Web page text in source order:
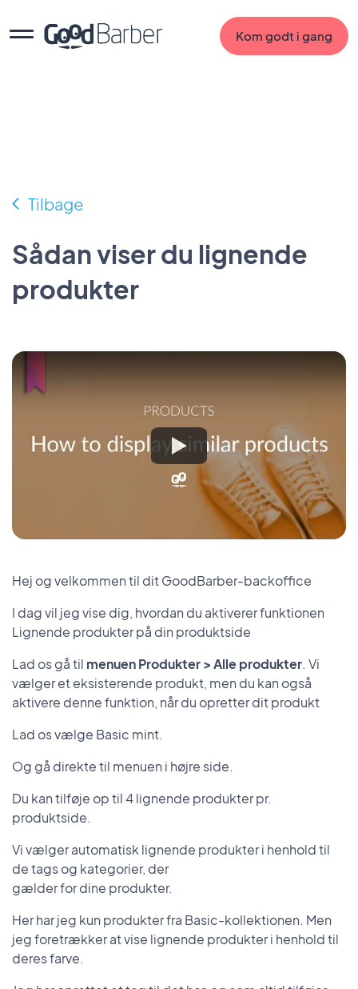
Kom godt i gang
Tilbage
Sådan viser du lignende
produkter
Hej og velkommen til dit GoodBarber-backoffice
I dag vil jeg vise dig, hvordan du aktiverer funktionen
Lignende produkter på din produktside
Lad os gå til menuen Produkter > Alle produkter. Vi
vælger et eksisterende produkt, men du kan også
aktivere denne funktion, når du opretter dit produkt
Lad os vælge Basic mint.
Og gå direkte til menuen i højre side.
Du kan tilføje op til 4 lignende produkter pr.
produktside.
Vi vælger automatisk lignende produkter i henhold til
de tags og kategorier, der
gælder for dine produkter.
Her har jeg kun produkter fra Basic-kollektionen. Men
jeg foretrækker at vise lignende produkter i henhold til
deres farve.